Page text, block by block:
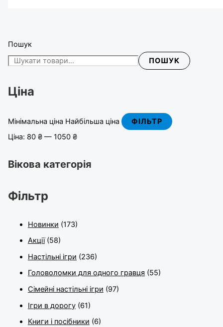
Пошук
ПОШУК
Ціна
Мінімальна ціна Найбільша ціна
ФІЛЬТР
Ціна: 80 ₴— 1050 ₴
Вікова категорія
Фільтр
Новинки (173)
Акції (58)
Настільні ігри (236)
Головоломки для одного гравця (55)
Сімейні настільні ігри (97)
Ігри в дорогу (61)
Книги і посібники (6)